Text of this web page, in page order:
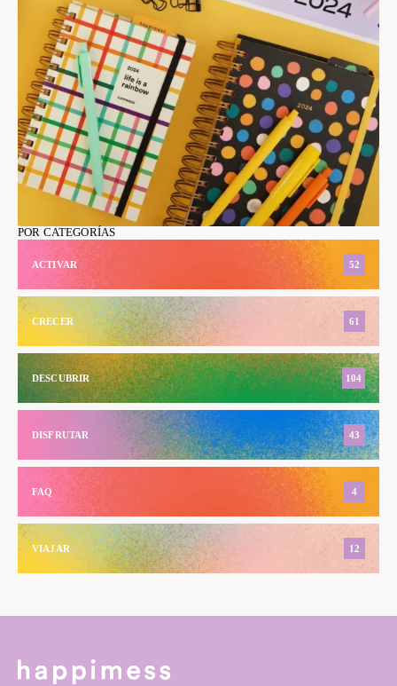
POR CATEGORÍAS
ACTIVAR 52
CRECER 61
DESCUBRIR 104
DISFRUTAR 43
FAQ 4
VIAJAR 12